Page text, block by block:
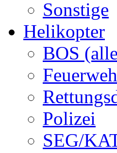
Sonstige
Helikopter
BOS
Polizei
SEG/